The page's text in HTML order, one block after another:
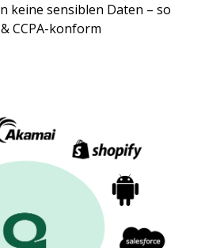
keine sensiblen Daten – so
CCPA-konform